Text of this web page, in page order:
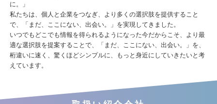
に。」
私たちは、個人と企業をつなぎ、より多くの選択肢を提供すること
で、「まだ、ここにない、出会い。」を実現してきました。
いつでもどこでも情報を得られるようになった今だからこそ、より最
適な選択肢を提案することで、「まだ、ここにない、出会い。」を、
桁違いに速く、驚くほどシンプルに、もっと身近にしていきたいと考
えています。